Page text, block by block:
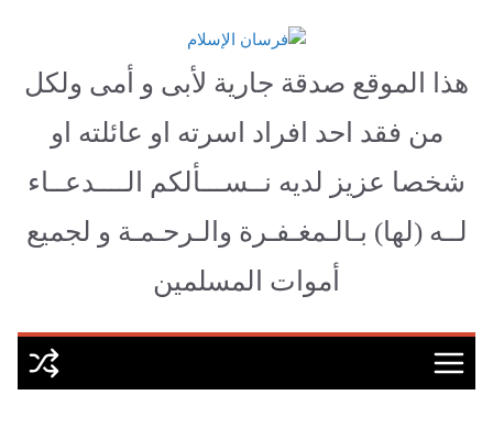
هذا الموقع صدقة جارية لأبى و أمى ولكل
من فقد احد افراد اسرته او عائلته او
شخصا عزيز لديه نــســـألكم الــــدعــاء
لــه (لها) بـالـمغـفـرة والـرحـمـة و لجميع
أموات المسلمين